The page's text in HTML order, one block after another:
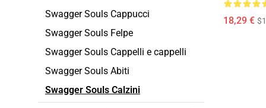
Swagger Souls Cappucci
Swagger Souls Felpe
Swagger Souls Cappelli e cappelli
Swagger Souls Abiti
Swagger Souls Calzini
18,29 €